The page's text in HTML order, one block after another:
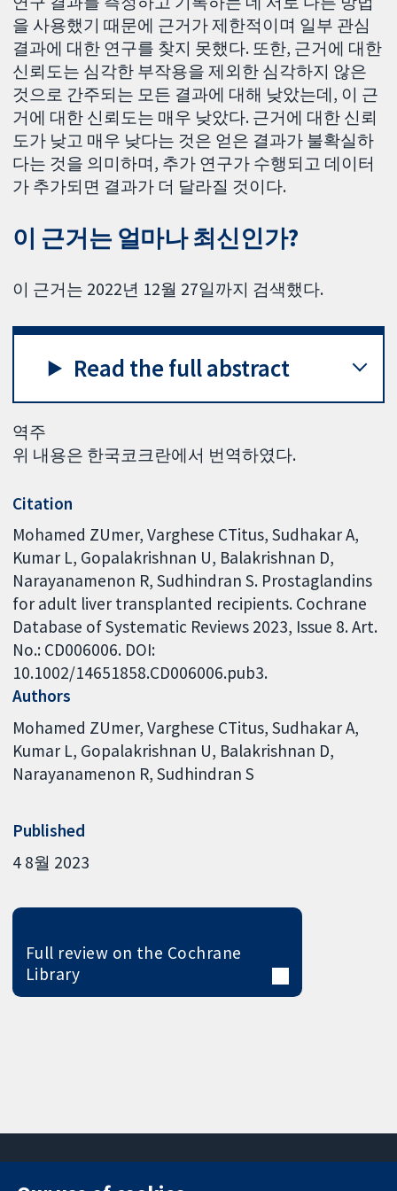
을 사용했기 때문에 근거가 제한적이며 일부 관심
결과에 대한 연구를 찾지 못했다. 또한, 근거에 대한
신뢰도는 심각한 부작용을 제외한 심각하지 않은
것으로 간주되는 모든 결과에 대해 낮았는데, 이 근
거에 대한 신뢰도는 매우 낮았다. 근거에 대한 신뢰
도가 낮고 매우 낮다는 것은 얻은 결과가 불확실하
다는 것을 의미하며, 추가 연구가 수행되고 데이터
가 추가되면 결과가 더 달라질 것이다.
이 근거는 얼마나 최신인가?
이 근거는 2022년 12월 27일까지 검색했다.
Read the full abstract
역주
위 내용은 한국코크란에서 번역하였다.
Citation
Mohamed ZUmer, Varghese CTitus, Sudhakar A,
Kumar L, Gopalakrishnan U, Balakrishnan D,
Narayanamenon R, Sudhindran S. Prostaglandins
for adult liver transplanted recipients. Cochrane
Database of Systematic Reviews 2023, Issue 8. Art.
No.: CD006006. DOI:
10.1002/14651858.CD006006.pub3.
Authors
Mohamed ZUmer Varghese CTitus Sudhakar A
Kumar L Gopalakrishnan U Balakrishnan D
Narayanamenon R Sudhindran S
Published
4 8월 2023
Full review on the Cochrane
Library